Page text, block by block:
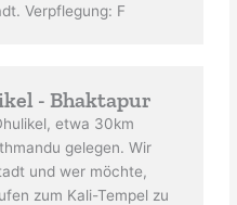
Verpflegung: F
- Bhaktapur
etwa 30km
gelegen. Wir
und wer möchte,
zum Kali-Tempel zu